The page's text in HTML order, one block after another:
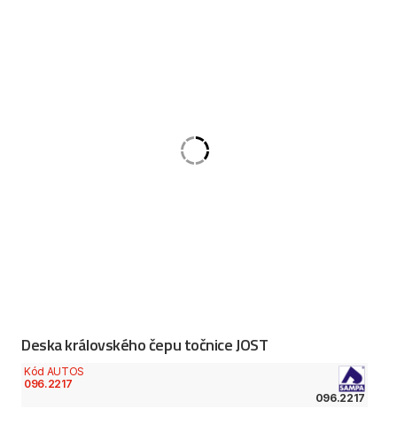
Deska královského čepu točnice JOST
Kód AUTOS
096.2217
096.2217